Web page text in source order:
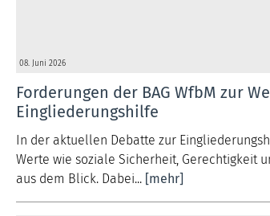
08. Juni 2026
Forderungen der BAG WfbM zur
Eingliederungshilfe
In der aktuellen Debatte zur
Werte wie soziale Sicherheit, Gerechtigkeit
aus dem Blick. Dabei... [mehr]